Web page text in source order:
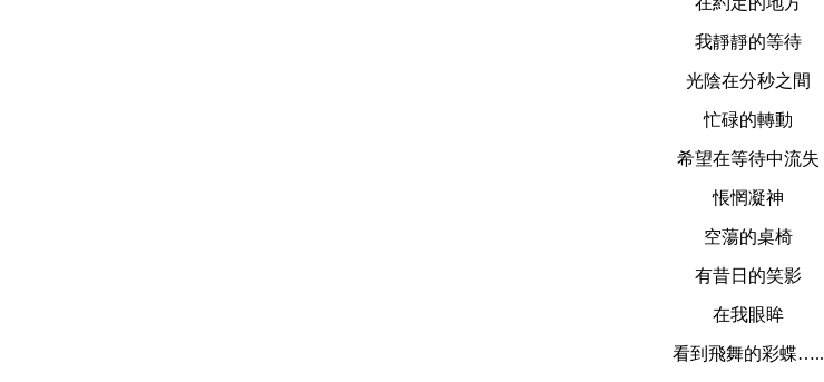
我靜靜的等待
光陰在分秒之間
忙碌的轉動
希望在等待中流失
悵惘凝神
空蕩的桌椅
有昔日的笑影
在我眼眸
看到飛舞的彩蝶…..